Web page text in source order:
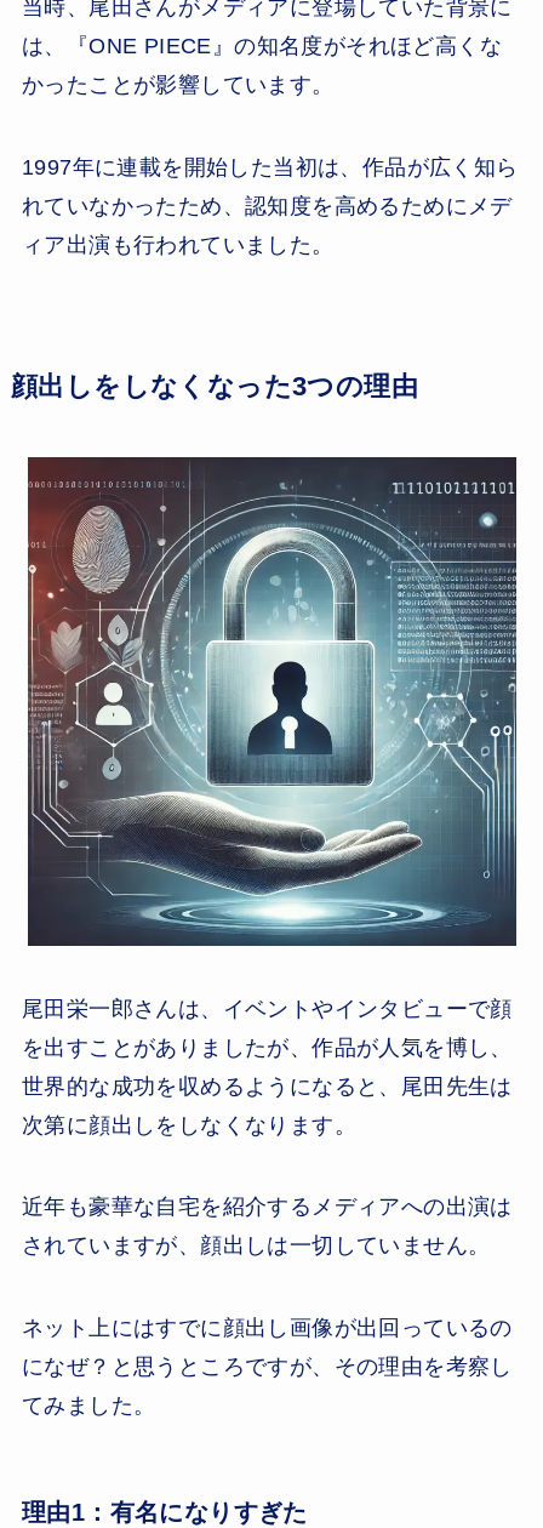
当時、尾田さんがメディアに登場していた背景に
は、『ONE PIECE』の知名度がそれほど高くな
かったことが影響しています。
1997年に連載を開始した当初は、作品が広く知ら
れていなかったため、認知度を高めるためにメデ
ィア出演も行われていました。
顔出しをしなくなった3つの理由
尾田栄一郎さんは、イベントやインタビューで顔
を出すことがありましたが、作品が人気を博し、
世界的な成功を収めるようになると、尾田先生は
次第に顔出しをしなくなります。
近年も豪華な自宅を紹介するメディアへの出演は
されていますが、顔出しは一切していません。
ネット上にはすでに顔出し画像が出回っているの
になぜ？と思うところですが、その理由を考察し
てみました。
理由1：有名になりすぎた